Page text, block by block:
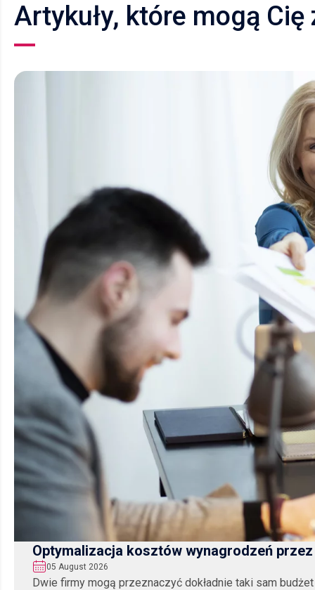
Artykuły, które mogą
Optymalizacja kosztów wynagrodzeń
05 August 2026
Dwie firmy mogą przeznaczyć dokładnie taki sam